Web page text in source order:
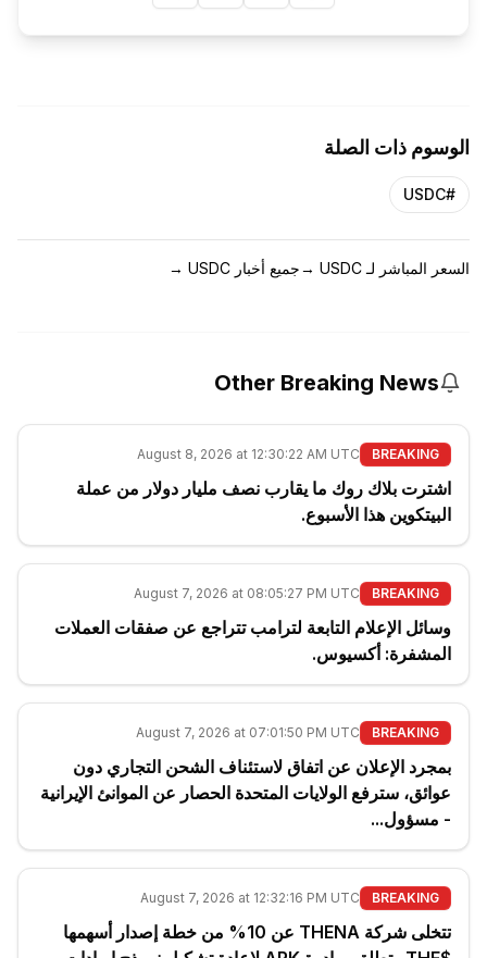
الوسوم ذات الصلة
#
USDC
السعر المباشر لـ USDC →جميع أخبار USDC →
Other Breaking News
BREAKING
August 8, 2026 at 12:30:22 AM UTC
اشترت بلاك روك ما يقارب نصف مليار دولار من عملة
البيتكوين هذا الأسبوع.
BREAKING
August 7, 2026 at 08:05:27 PM UTC
وسائل الإعلام التابعة لترامب تتراجع عن صفقات العملات
المشفرة: أكسيوس.
BREAKING
August 7, 2026 at 07:01:50 PM UTC
بمجرد الإعلان عن اتفاق لاستئناف الشحن التجاري دون
عوائق، سترفع الولايات المتحدة الحصار عن الموانئ الإيرانية
- مسؤول...
BREAKING
August 7, 2026 at 12:32:16 PM UTC
تتخلى شركة THENA عن 10% من خطة إصدار أسهمها